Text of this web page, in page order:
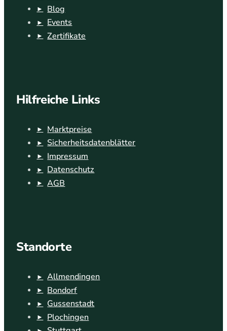
Blog
Events
Zertifikate
Hilfreiche Links
Marktpreise
Sicherheitsdatenblätter
Impressum
Datenschutz
AGB
Standorte
Allmendingen
Bondorf
Gussenstadt
Plochingen